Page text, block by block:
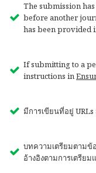
The submission
before another
has been provided
If submitting to a
instructions in
มีการเขียนที่อยู่ URLs
บทความเตรียมตามข้
อ้างอิงตามการเตรีย